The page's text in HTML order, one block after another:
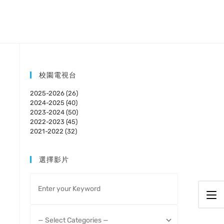
校園電視台
2025-2026 (26)
2024-2025 (40)
2023-2024 (50)
2022-2023 (45)
2021-2022 (32)
選擇影片